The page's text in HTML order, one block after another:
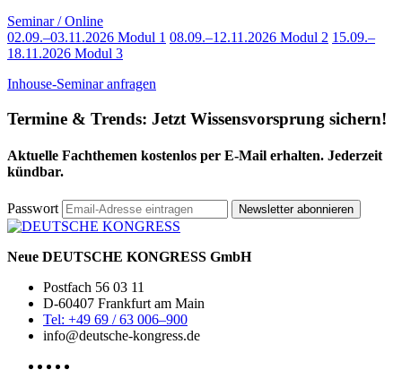
Seminar / Online
02.09.–03.11.2026 Modul 1 08.09.–12.11.2026 Modul 2 15.09.–
18.11.2026 Modul 3
Inhouse-Seminar anfragen
Termine & Trends: Jetzt Wissensvorsprung sichern!
Aktuelle Fachthemen kostenlos per E-Mail erhalten. Jederzeit
kündbar.
Passwort Newsletter abonnieren
Neue DEUTSCHE KONGRESS GmbH
Postfach 56 03 11
D-60407 Frankfurt am Main
Tel: +49 69 / 63 006–900
info@deutsche-kongress.de